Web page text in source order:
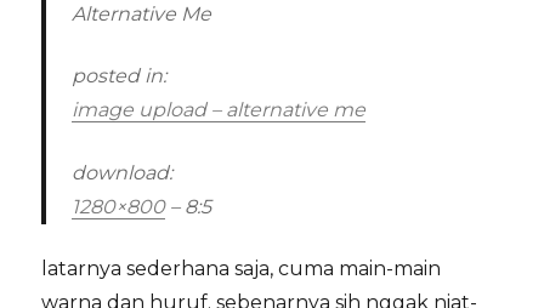
Alternative Me
posted in:
image upload – alternative me
download:
1280×800– 8:5
latarnya sederhana saja, cuma main-main
warna dan huruf. sebenarnya sih nggak niat-